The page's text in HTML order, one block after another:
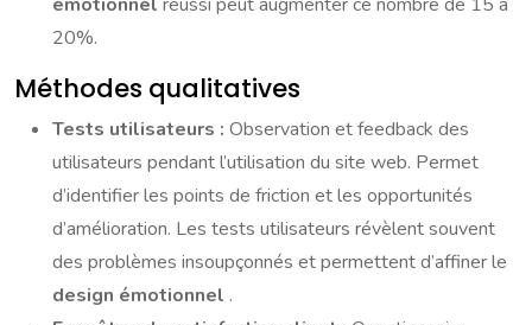
20%.
Méthodes qualitatives
Tests utilisateurs : Observation et feedback des
utilisateurs pendant l’utilisation du site web. Permet
d’identifier les points de friction et les opportunités
d’amélioration. Les tests utilisateurs révèlent souvent
des problèmes insoupçonnés et permettent d’affiner le
design émotionnel .